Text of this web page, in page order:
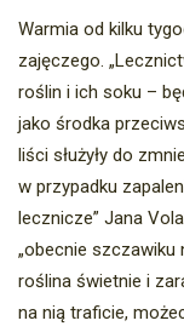
Warmia od kilku
zajęczego.
roślin i ich soku –
jako środka
liści służyły do
w przypadku
lecznicze” Jana
„obecnie szczawiku
roślina świetnie i
na nią traficie,